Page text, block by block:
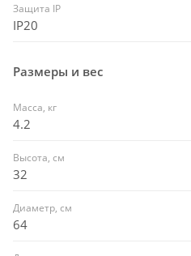
Защита IP
IP20
Размеры и вес
Масса, кг
4.2
Высота, см
32
Диаметр, см
64